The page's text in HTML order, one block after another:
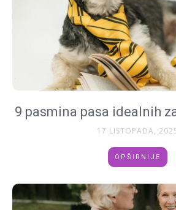
9 pasmina pasa idealnih
17 LISTOPADA,
OPŠIRNIJE